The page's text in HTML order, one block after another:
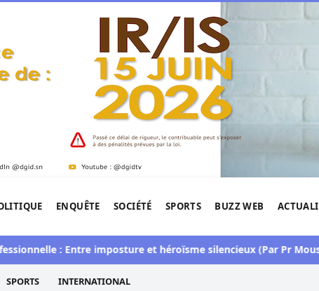
de l'Afrique.
ENQUÊTE SOCIÉTÉ SPORTS BUZZ WEB
: Entre imposture et héroïsme silencieux (Par Pr Moussa
SPORTS INTERNATIONAL